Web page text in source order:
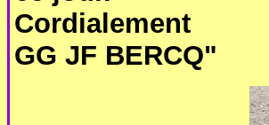
Cordialement
GG JF BERCQ"